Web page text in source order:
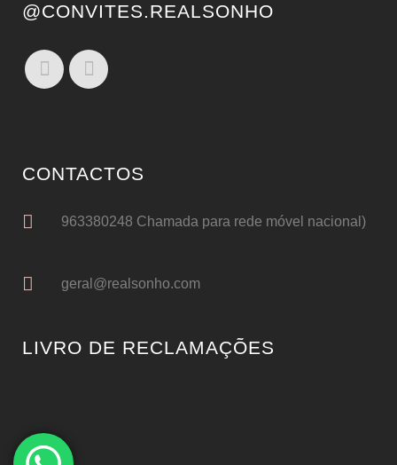
@CONVITES.REALSONHO
CONTACTOS
963380248 Chamada para rede móvel nacional)
geral@realsonho.com
LIVRO DE RECLAMAÇÕES